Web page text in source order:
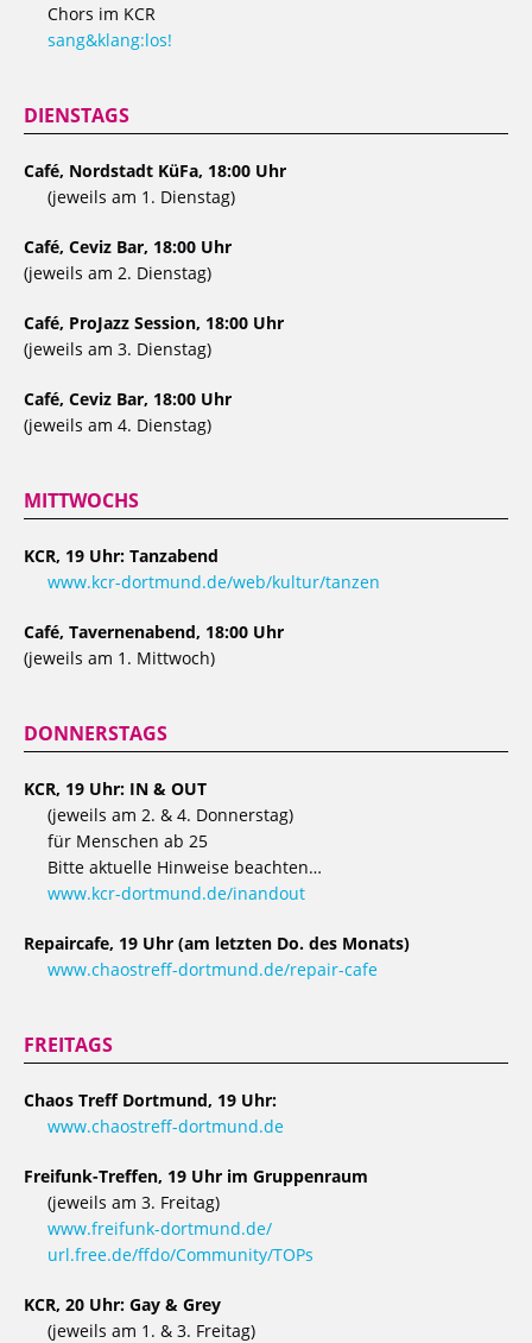
Chors im KCR
sang&klang:los!
DIENSTAGS
Café, Nordstadt KüFa, 18:00 Uhr
(jeweils am 1. Dienstag)
Café, Ceviz Bar, 18:00 Uhr
(jeweils am 2. Dienstag)
Café, ProJazz Session, 18:00 Uhr
(jeweils am 3. Dienstag)
Café, Ceviz Bar, 18:00 Uhr
(jeweils am 4. Dienstag)
MITTWOCHS
KCR, 19 Uhr: Tanzabend
www.kcr-dortmund.de/web/kultur/tanzen
Café, Tavernenabend, 18:00 Uhr
(jeweils am 1. Mittwoch)
DONNERSTAGS
KCR, 19 Uhr: IN & OUT
(jeweils am 2. & 4. Donnerstag)
für Menschen ab 25
Bitte aktuelle Hinweise beachten…
www.kcr-dortmund.de/inandout
Repaircafe, 19 Uhr (am letzten Do. des Monats)
www.chaostreff-dortmund.de/repair-cafe
FREITAGS
Chaos Treff Dortmund, 19 Uhr:
www.chaostreff-dortmund.de
Freifunk-Treffen, 19 Uhr im Gruppenraum
(jeweils am 3. Freitag)
www.freifunk-dortmund.de/
url.free.de/ffdo/Community/TOPs
KCR, 20 Uhr: Gay & Grey
(jeweils am 1. & 3. Freitag)